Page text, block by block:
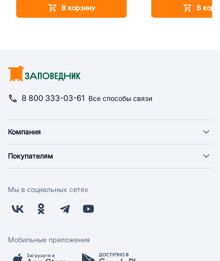
В корзину В
8 800 333-03-61 Все способы связи
Компания
Новости
Поставщикам
Заводчикам
Обратная связь
Покупателям
Оплата
Бонусная программа
Скидки и акции
Мы в социальных сетях
Мобильные приложения